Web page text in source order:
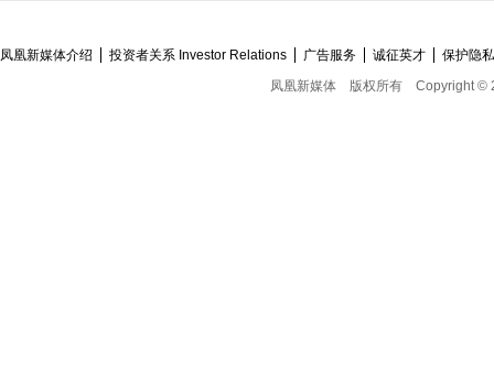
凤凰新媒体介绍 投资者关系 Investor Relations 广告服务 诚征英才
保护隐
凤凰新媒体
版权所有 Copyright ©